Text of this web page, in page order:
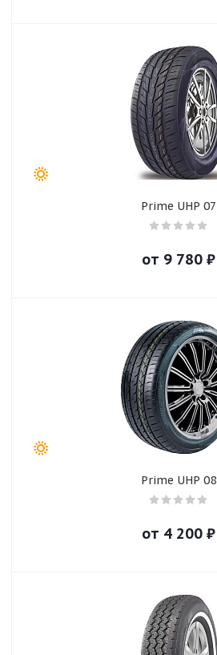
Prime UHP 07
от 9 780 ₽
Prime UHP 08
от 4 200 ₽